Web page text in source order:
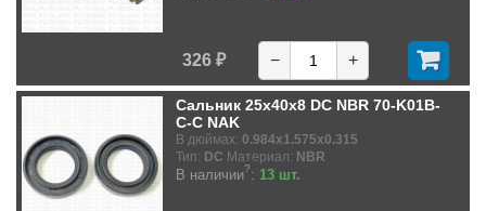
326 ₽ − +
Сальник 25x40x8 DC NBR 70-K01B-
C-C NAK
В дюймах: 0.984x1.575x0.315
Тип: DC Материал: NBR
В наличии?: 13 шт.